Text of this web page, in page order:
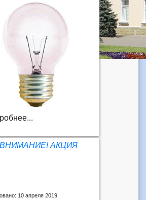
ВНИМАНИЕ! АКЦИЯ
10 апреля 2019